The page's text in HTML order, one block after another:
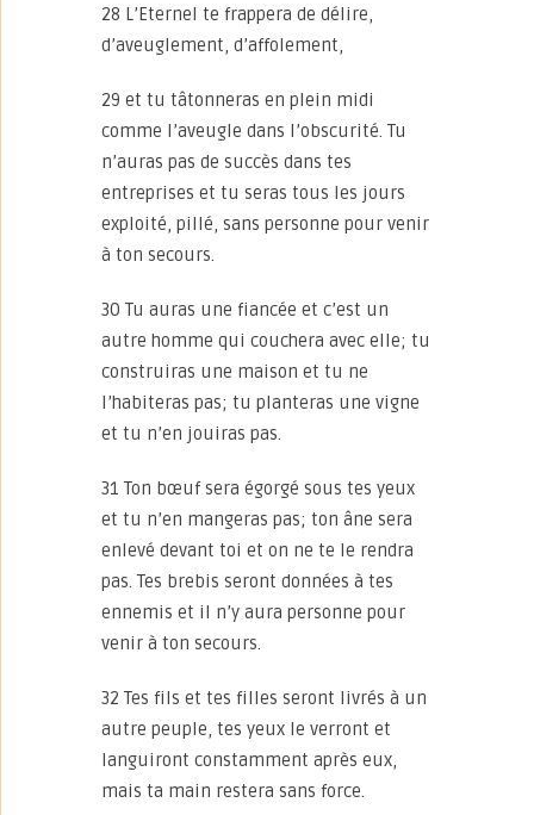
28 L’Eternel te frappera de délire,
d’aveuglement, d’affolement,
29 et tu tâtonneras en plein midi
comme l’aveugle dans l’obscurité. Tu
n’auras pas de succès dans tes
entreprises et tu seras tous les jours
exploité, pillé, sans personne pour venir
à ton secours.
30 Tu auras une fiancée et c’est un
autre homme qui couchera avec elle; tu
construiras une maison et tu ne
l’habiteras pas; tu planteras une vigne
et tu n’en jouiras pas.
31 Ton bœuf sera égorgé sous tes yeux
et tu n’en mangeras pas; ton âne sera
enlevé devant toi et on ne te le rendra
pas. Tes brebis seront données à tes
ennemis et il n’y aura personne pour
venir à ton secours.
32 Tes fils et tes filles seront livrés à un
autre peuple, tes yeux le verront et
languiront constamment après eux,
mais ta main restera sans force.